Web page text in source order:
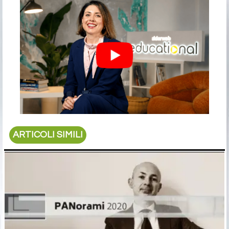
ARTICOLI SIMILI